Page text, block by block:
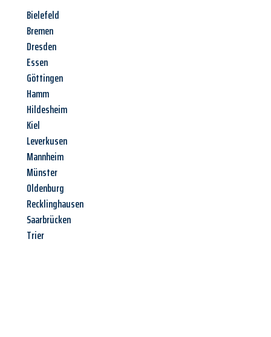
Bielefeld
Bremen
Dresden
Essen
Göttingen
Hamm
Hildesheim
Kiel
Leverkusen
Mannheim
Münster
Oldenburg
Recklinghausen
Saarbrücken
Trier